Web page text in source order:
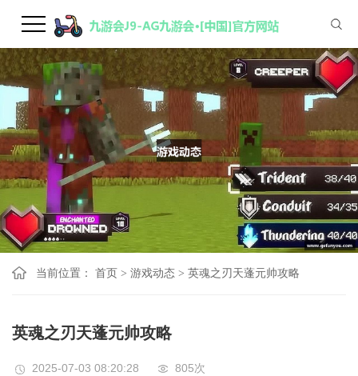
当前位置： 首页 > 游戏动态 > 英魂之刃天蓬元帅攻略
英魂之刃天蓬元帅攻略
2025-07-03 08:20:28 805次